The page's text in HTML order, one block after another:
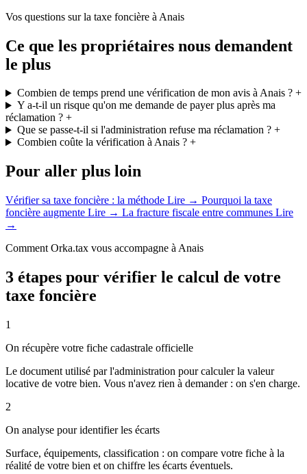
Vos questions sur la taxe foncière à Anais
Ce que les propriétaires nous demandent
le plus
Combien de temps prend une vérification de mon avis à Anais ?+
Y a-t-il un risque qu'on me demande de payer plus après ma
réclamation ? +
Que se passe-t-il si l'administration refuse ma réclamation ?+
Combien coûte la vérification à Anais ?+
Pour aller plus loin
Vérifier sa taxe foncière : la méthode Lire → Pourquoi la taxe
foncière augmente Lire → La fracture fiscale entre communes Lire
→
Comment Orka.tax vous accompagne à Anais
3 étapes pour vérifier le calcul de votre
taxe foncière
1
On récupère votre fiche cadastrale officielle
Le document utilisé par l'administration pour calculer la valeur
locative de votre bien. Vous n'avez rien à demander : on s'en charge.
2
On analyse pour identifier les écarts
Surface, équipements, classification : on compare votre fiche à la
réalité de votre bien et on chiffre les écarts éventuels.